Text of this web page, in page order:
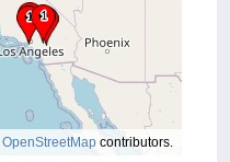
OpenStreetMap contributors.